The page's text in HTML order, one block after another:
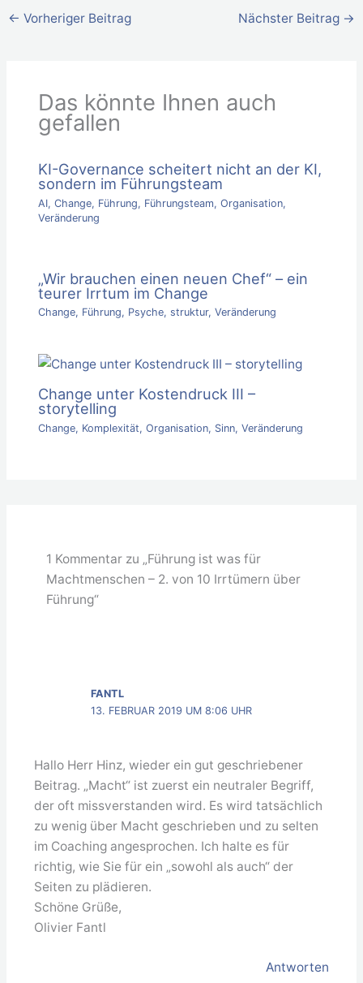
← Vorheriger Beitrag Nächster Beitrag →
Das könnte Ihnen auch
gefallen
KI-Governance scheitert nicht an der KI,
sondern im Führungsteam
AI,Change, Führung, Führungsteam,Organisation,
Veränderung
„Wir brauchen einen neuen Chef“ – ein
teurer Irrtum im Change
Change, Führung, Psyche,struktur,Veränderung
Change unter Kostendruck III –
storytelling
Change, Komplexität,Organisation, Sinn,Veränderung
1 Kommentar zu „Führung ist was für
Machtmenschen – 2. von 10 Irrtümern über
Führung“
FANTL
13. FEBRUAR 2019 UM 8:06 UHR
Hallo Herr Hinz, wieder ein gut geschriebener
Beitrag. „Macht“ ist zuerst ein neutraler Begriff,
der oft missverstanden wird. Es wird tatsächlich
zu wenig über Macht geschrieben und zu selten
im Coaching angesprochen. Ich halte es für
richtig, wie Sie für ein „sowohl als auch“ der
Seiten zu plädieren.
Schöne Grüße,
Olivier Fantl
Antworten